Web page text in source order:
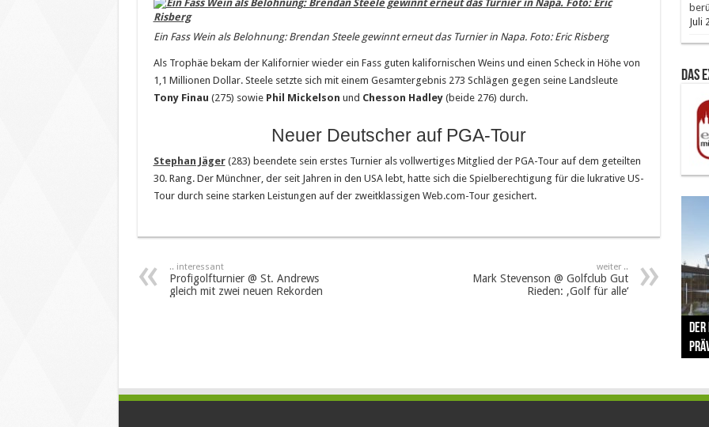
Ein Fass Wein als Belohnung: Brendan Steele gewinnt erneut das Turnier in Napa. Foto: Eric Risberg
Als Trophäe bekam der Kalifornier wieder ein Fass guten kalifornischen Weins und einen Scheck in Höhe von
1,1 Millionen Dollar. Steele setzte sich mit einem Gesamtergebnis 273 Schlägen gegen seine Landsleute
Tony Finau (275) sowie Phil Mickelson und Chesson Hadley(beide 276) durch.
Neuer Deutscher auf PGA-Tour
Stephan Jäger(283) beendete sein erstes Turnier als vollwertiges Mitglied der PGA-Tour auf dem geteilten
30. Rang. Der Münchner, der seit Jahren in den USA lebt, hatte sich die Spielberechtigung für die lukrative US-
Tour durch seine starken Leistungen auf der zweitklassigen Web.com-Tour gesichert.
.. interessant
Profigolfturnier @ St. Andrews
gleich mit zwei neuen Rekorden
weiter ..
Mark Stevenson @ Golfclub Gut
Rieden: ‚Golf für alle‘
Juli
Das
The